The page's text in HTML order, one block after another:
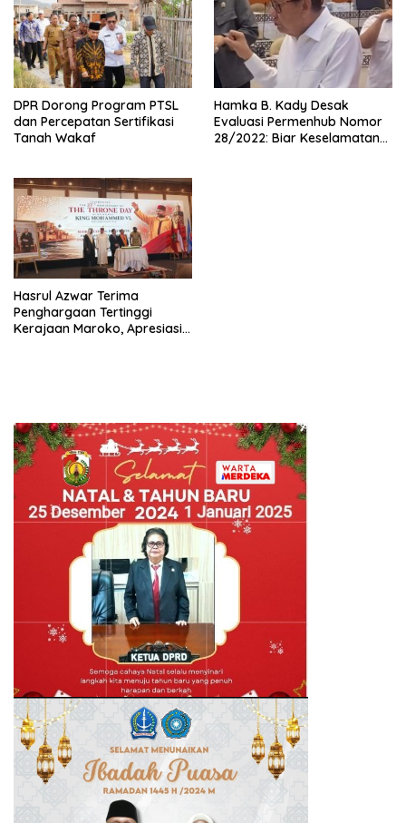
DPR Dorong Program PTSL
dan Percepatan Sertifikasi
Tanah Wakaf
Hamka B. Kady Desak
Evaluasi Permenhub Nomor
28/2022: Biar Keselamatan
Hasrul Azwar Terima
Penghargaan Tertinggi
Kerajaan Maroko, Apresiasi